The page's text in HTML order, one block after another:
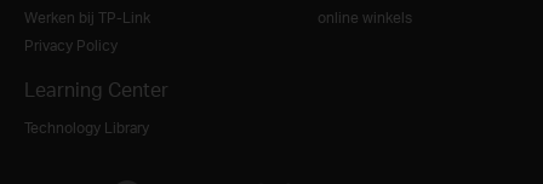
Werken bij TP-Link
Privacy Policy
online winkels
Learning Center
Technology Library